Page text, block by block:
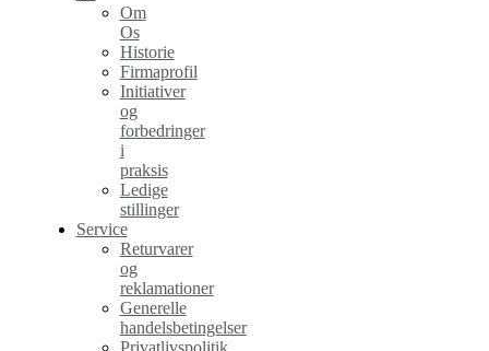
Om
Os
Historie
Firmaprofil
Initiativer
og
forbedringer
i
praksis
Ledige
stillinger
Service
Returvarer
og
reklamationer
Generelle
handelsbetingelser
Privatlivspolitik